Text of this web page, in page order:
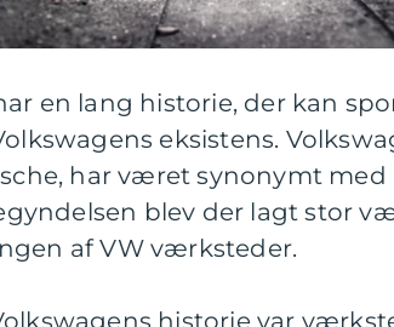
en lang historie, der kan
eksistens.
har været synonymt
blev der lagt stor
af VW værksteder.